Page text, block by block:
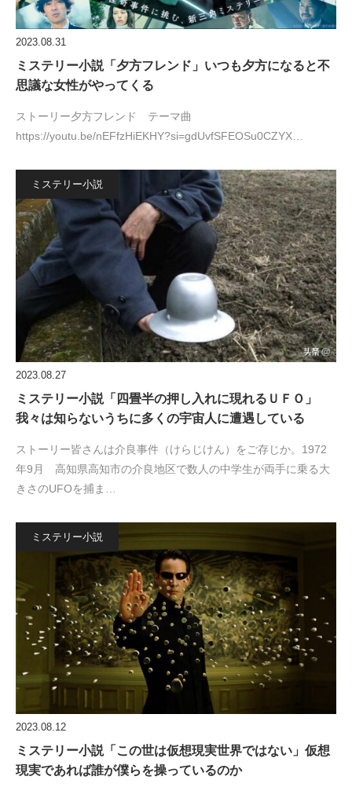
2023.08.31
ミステリー小説「夕方フレンド」いつも夕方になると不
思議な女性がやってくる
ストーリー夕方フレンド テーマ曲
https://youtu.be/nEFfzHiEKHY?si=gdUvfSFEOSu0CZYX…
ミステリー小説
2023.08.27
ミステリー小説「四畳半の押し入れに現れるＵＦＯ」
我々は知らないうちに多くの宇宙人に遭遇している
ストーリー皆さんは介良事件（けらじけん）をご存じか。1972
年9月 高知県高知市の介良地区で数人の中学生が両手に乗る大
きさのUFOを捕ま…
ミステリー小説
2023.08.12
ミステリー小説「この世は仮想現実世界ではない」仮想
現実であれば誰が僕らを操っているのか